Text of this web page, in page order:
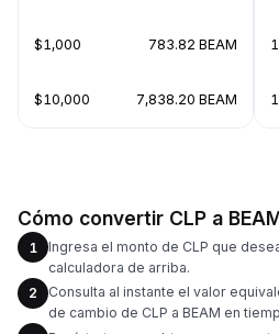
$1,000 783.82 BEAM
$10,000 7,838.20 BEAM
Cómo convertir CLP a
1
Ingresa el monto de CLP que
calculadora de arriba.
2
Consulta al instante el valor
de cambio de CLP a BEAM en